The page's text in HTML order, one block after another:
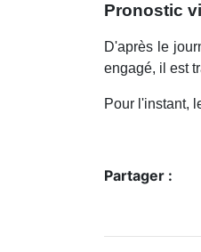
Pronostic
D'après le
engagé, il est
Pour l'instant,
Partager :